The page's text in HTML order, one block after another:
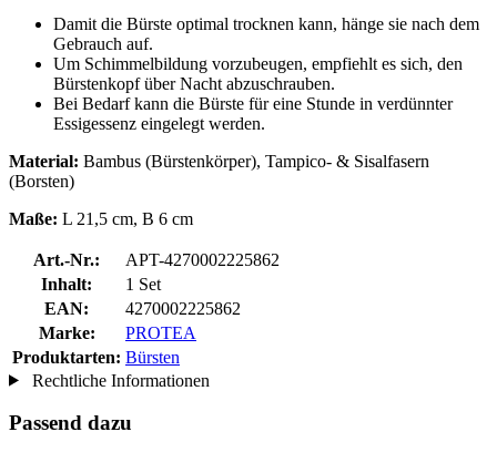
Damit die Bürste optimal trocknen kann, hänge sie nach dem
Gebrauch auf.
Um Schimmelbildung vorzubeugen, empfiehlt es sich, den
Bürstenkopf über Nacht abzuschrauben.
Bei Bedarf kann die Bürste für eine Stunde in verdünnter
Essigessenz eingelegt werden.
Material: Bambus (Bürstenkörper), Tampico- & Sisalfasern
(Borsten)
Maße: L 21,5 cm, B 6 cm
Art.-Nr.:
APT-4270002225862
Inhalt:
1 Set
EAN:
4270002225862
Marke:
PROTEA
Produktarten: Bürsten
Rechtliche Informationen
Passend dazu